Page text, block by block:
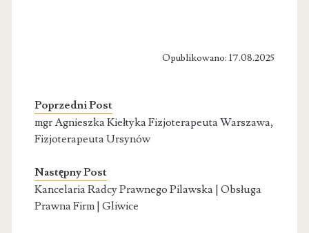
Opublikowano: 17.08.2025
Poprzedni Post
mgr Agnieszka Kiełtyka Fizjoterapeuta Warszawa,
Fizjoterapeuta Ursynów
Następny Post
Kancelaria Radcy Prawnego Pilawska | Obsługa
Prawna Firm | Gliwice